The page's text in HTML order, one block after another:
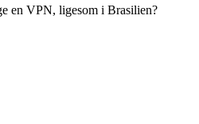
en VPN, ligesom i Brasilien?